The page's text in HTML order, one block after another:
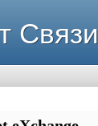
Связи